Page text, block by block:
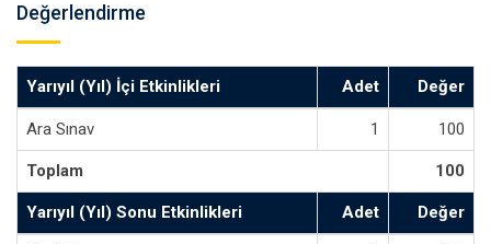
Değerlendirme
Yarıyıl (Yıl) İçi Etkinlikleri Adet Değer
Ara Sınav 1 100
Toplam 100
Yarıyıl (Yıl) Sonu Etkinlikleri Adet Değer